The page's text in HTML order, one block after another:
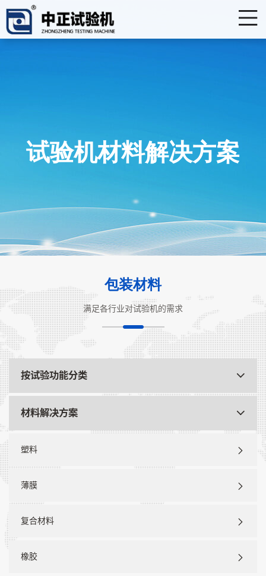
试验机材料解决方案
包装材料
满足各行业对试验机的需求
按试验功能分类
材料解决方案
塑料
薄膜
复合材料
橡胶